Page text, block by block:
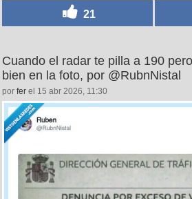
21
Cuando el radar te pilla a 190
bien en la foto, por @RubnNistal
por fer el 15 abr 2026, 11:30